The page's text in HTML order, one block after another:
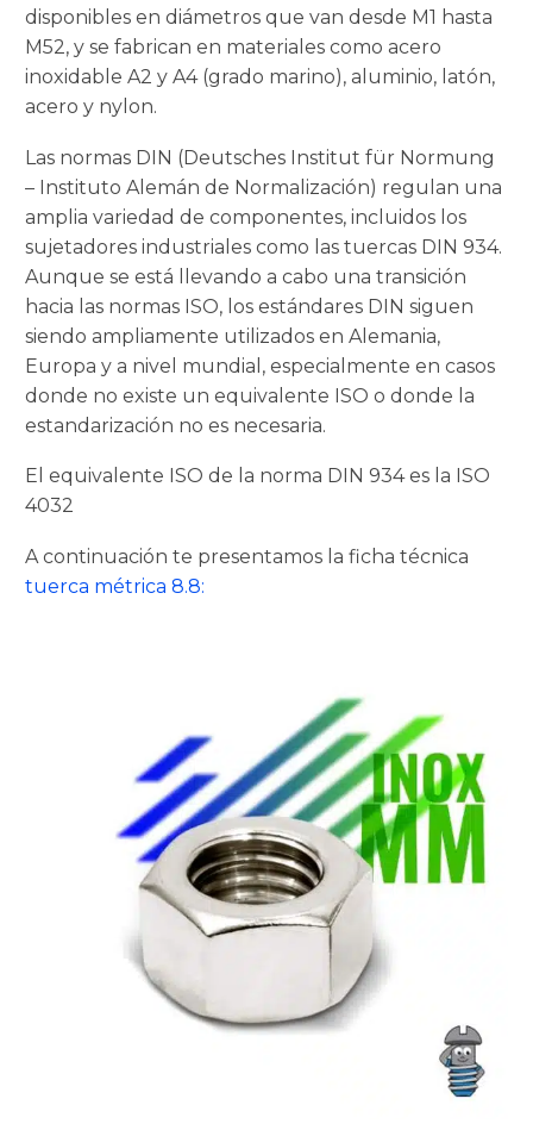
disponibles en diámetros que van desde M1 hasta
M52, y se fabrican en materiales como acero
inoxidable A2 y A4 (grado marino), aluminio, latón,
acero y nylon.
Las normas DIN (Deutsches Institut für Normung
– Instituto Alemán de Normalización) regulan una
amplia variedad de componentes, incluidos los
sujetadores industriales como las tuercas DIN 934.
Aunque se está llevando a cabo una transición
hacia las normas ISO, los estándares DIN siguen
siendo ampliamente utilizados en Alemania,
Europa y a nivel mundial, especialmente en casos
donde no existe un equivalente ISO o donde la
estandarización no es necesaria.
El equivalente ISO de la norma DIN 934 es la ISO
4032
A continuación te presentamos la ficha técnica
tuerca métrica 8.8: